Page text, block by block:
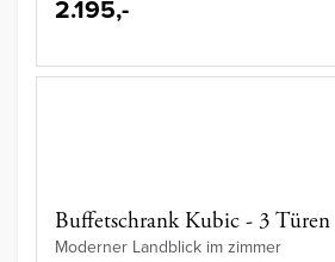
2.195,-
Buffetschrank Kubic - 3 Türen
Moderner Landblick im zimmer